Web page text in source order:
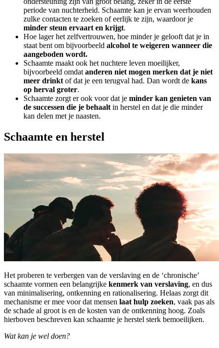
periode van nuchterheid. Schaamte kan je ervan weerhouden
zulke contacten te zoeken of eerlijk te zijn, waardoor je
minder steun ervaart en krijgt.
Hoe lager het zelfvertrouwen, hoe minder je gelooft dat je in
staat bent om bijvoorbeeld alcohol te weigeren wanneer die
aangeboden wordt.
Schaamte maakt ook het nuchtere leven moeilijker,
bijvoorbeeld omdat anderen niet mogen merken dat je niet
meer drinkt of dat je een terugval had. Dan wordt de kans
op herval groter.
Schaamte zorgt er ook voor dat je minder kan genieten van
de successen die je behaalt in herstel en dat je die minder
kan delen met je naasten.
Schaamte en herstel
Het proberen te verbergen van de verslaving en de ‘chronische’
schaamte vormen een belangrijke kenmerk van verslaving, en dus
van minimalisering, ontkenning en rationalisering. Helaas zorgt dit
mechanisme er mee voor dat mensen laat hulp zoeken, vaak pas als
de schade al groot is en de kosten van de ontkenning hoog. Zoals
hierboven beschreven kan schaamte je herstel sterk bemoeilijken.
Wat kan je wel doen?